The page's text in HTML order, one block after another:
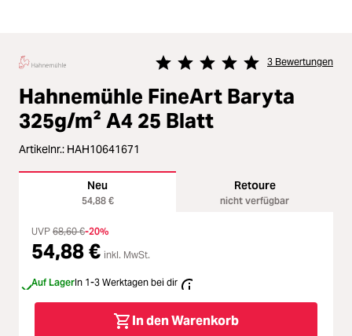
Zubehör
Loading...
Licht & Studio
Loading...
Bildbearbeitung
Loading...
Ferngläser
Loading...
Second Hand
Loading...
SALE
Loading...
Durchschnittliche Bewertung von
3 Bewertungen
Hahnemühle FineArt Baryta
325g/m² A4 25 Blatt
Artikelnr.: HAH10641671
Neu
54,88 €
Retoure
nicht verfügbar
UVP 68,60 €-20%
54,88 € inkl. MwSt.
Auf LagerIn 1-3 Werktagen bei dir
In den Warenkorb